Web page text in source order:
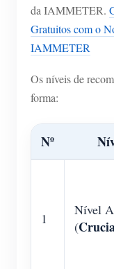
da IAMMETER.
Gratuitos com o
IAMMETER
Os níveis de
forma:
Nº
1
Nível A
(